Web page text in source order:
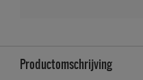
Productomschrijving